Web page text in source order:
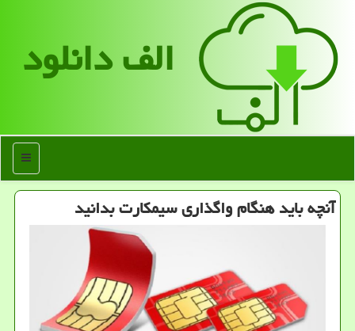
الف دانلود
منو
آنچه باید هنگام واگذاری سیمكارت بدانید